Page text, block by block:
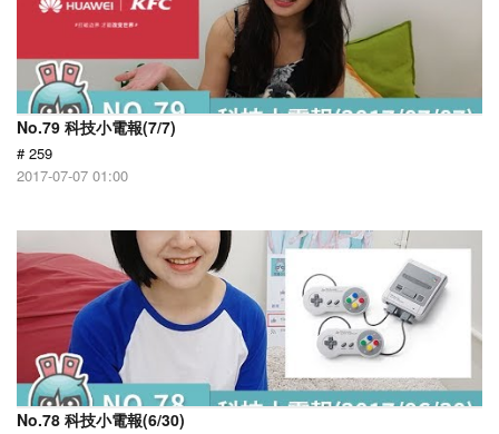
No.79 科技小電報(7/7)
# 259
2017-07-07 01:00
No.78 科技小電報(6/30)